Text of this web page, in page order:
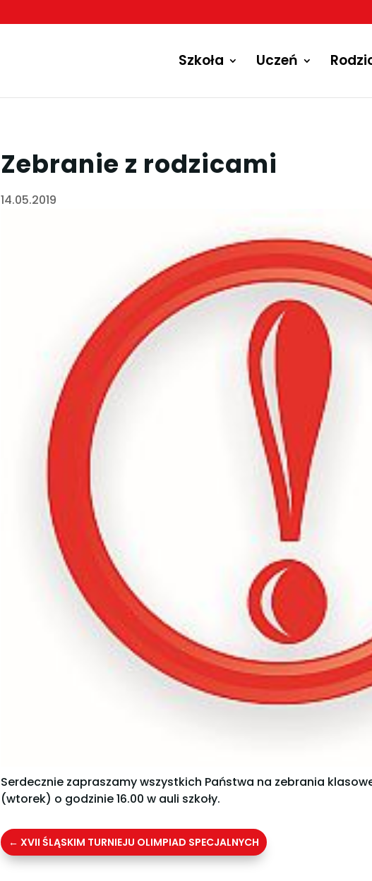
Szkoła Uczeń
Zebranie z rodzicami
14.05.2019
Serdecznie zapraszamy wszystkich Państwa na zebrania
(wtorek) o godzinie 16.00 w auli szkoły.
← XVII ŚLĄSKIM TURNIEJU OLIMPIAD SPECJALNYCH